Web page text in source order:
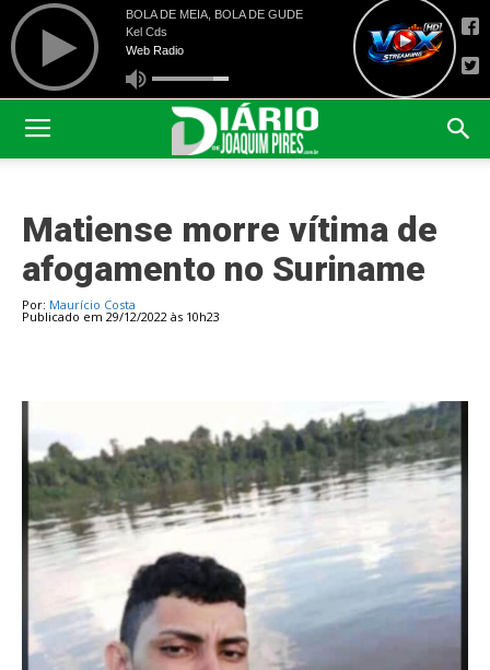
Matiense morre vítima de
afogamento no Suriname
Por: Maurício Costa
Publicado em 29/12/2022 às 10h23